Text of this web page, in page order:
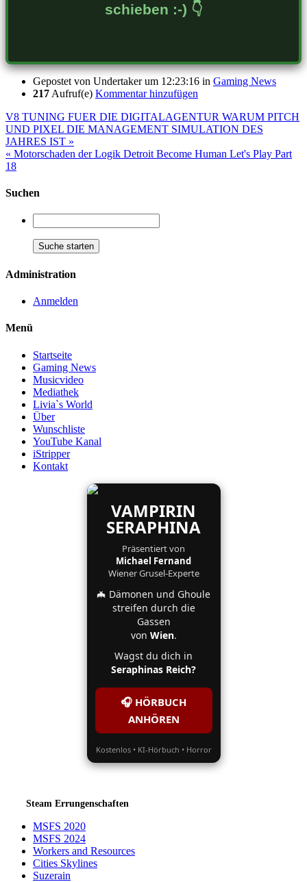
schieben :-) 👇
Gepostet von Undertakerum 12:23:16 in Gaming News
217 Aufruf(e) Kommentar hinzufügen
V8 TUNING FUER DIE DIGITALAGENTUR WARUM PITCH
UND PIXEL DIE MANAGEMENT SIMULATION DES
JAHRES IST »
« Motorschaden der Logik Detroit Become Human Let's Play Part
18
Suchen
Administration
Anmelden
Menü
Startseite
Gaming News
Musicvideo
Mediathek
Livia`s World
Über
Wunschliste
YouTube Kanal
iStripper
Kontakt
VAMPIRIN
SERAPHINA
Präsentiert von
Michael Fernand
Wiener Grusel-Experte
🦇 Dämonen und Ghoule
streifen durch die
Gassen
von Wien.
Wagst du dich in
Seraphinas Reich?
🎧 HÖRBUCH
ANHÖREN
Kostenlos • KI-Hörbuch • Horror
Steam Errungenschaften
MSFS 2020
MSFS 2024
Workers and Resources
Cities Skylines
Suzerain